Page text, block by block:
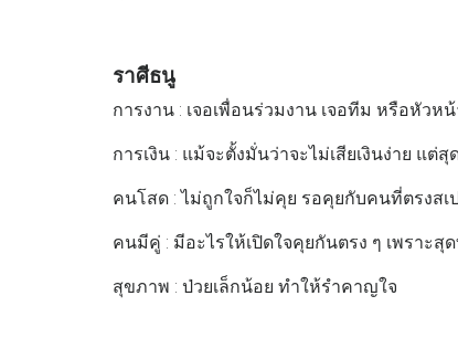
ราศีธนู
การงาน : เจอเพื่อนร่วมงาน เจอทีม หรือหัว
การเงิน : แม้จะตั้งมั่นว่าจะไม่เสียเงินง่าย แต่
คนโสด : ไม่ถูกใจก็ไม่คุย รอคุยกับคนที่ตรงสเ
คนมีคู่ : มีอะไรให้เปิดใจคุยกันตรง ๆ เพรา
สุขภาพ : ป่วยเล็กน้อย ทำให้รำคาญใจ